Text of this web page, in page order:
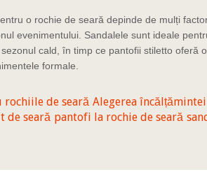
o rochie de seară depinde de mulți
evenimentului. Sandalele sunt ideale
cald, în timp ce pantofii stiletto oferă
formale.
de seară Alegerea
de seară pantofi la rochie de seară